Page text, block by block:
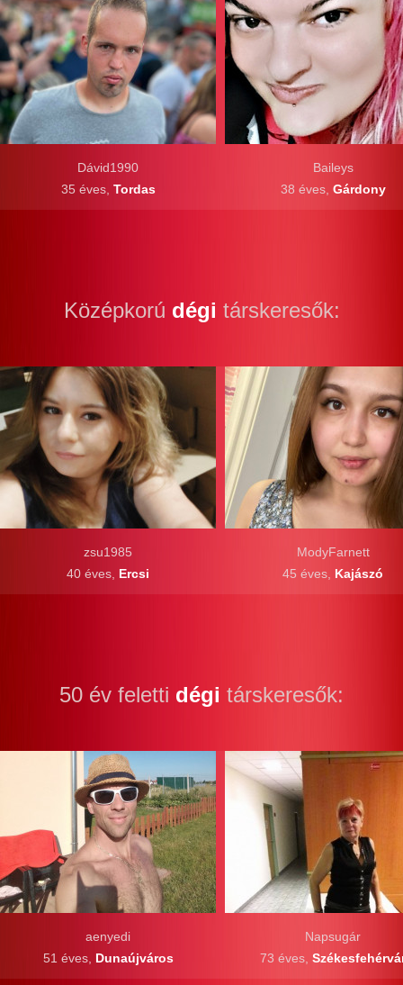
Baileys
38 éves, Gárdony
Dávid1990
35 éves, Tordas
Középkorú dégi társkeresők:
zsu1985
40 éves, Ercsi
ModyFarnett
45 éves, Kajászó
50 év feletti dégi társkeresők:
Napsugár
73 éves,
aenyedi
51 éves, Dunaújváros